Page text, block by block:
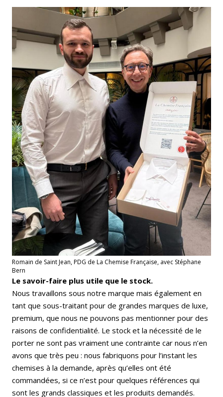
Romain de Saint Jean, PDG de La Chemise Française, avec Stéphane
Bern
Le savoir-faire plus utile que le stock.
Nous travaillons sous notre marque mais également en
tant que sous-traitant pour de grandes marques de luxe,
premium, que nous ne pouvons pas mentionner pour des
raisons de confidentialité. Le stock et la nécessité de le
porter ne sont pas vraiment une contrainte car nous n’en
avons que très peu : nous fabriquons pour l’instant les
chemises à la demande, après qu’elles ont été
commandées, si ce n’est pour quelques références qui
sont les grands classiques et les produits demandés.